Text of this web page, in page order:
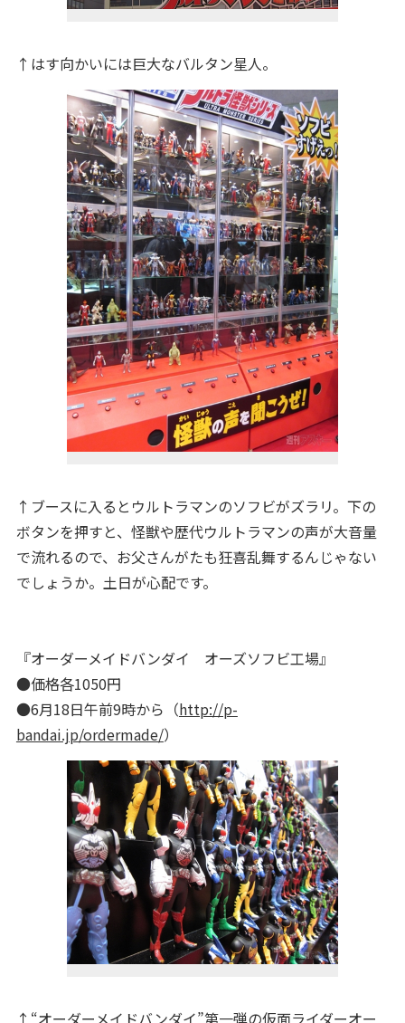
↑はす向かいには巨大なバルタン星人。
↑ブースに入るとウルトラマンのソフビがズラリ。下の
ボタンを押すと、怪獣や歴代ウルトラマンの声が大音量
で流れるので、お父さんがたも狂喜乱舞するんじゃない
でしょうか。土日が心配です。
『オーダーメイドバンダイ オーズソフビ工場』
●価格各1050円
●6月18日午前9時から（http://p-
bandai.jp/ordermade/）
↑“オーダーメイドバンダイ”第一弾の仮面ライダーオー